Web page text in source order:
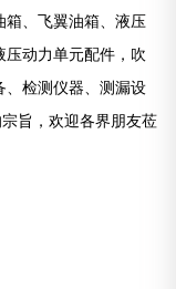
箱、飞翼油箱、液压
动力单元配件，吹
、检测仪器、测漏设
旨，欢迎各界朋友莅